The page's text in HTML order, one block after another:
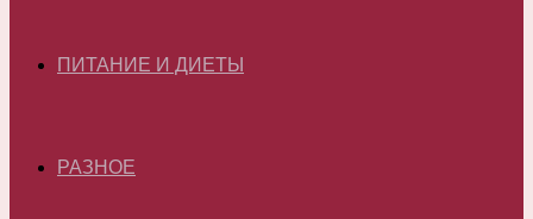
ПИТАНИЕ И ДИЕТЫ
РАЗНОЕ